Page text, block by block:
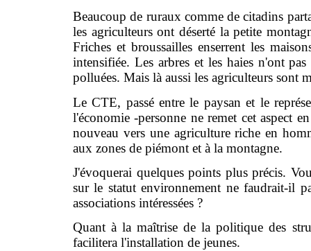
Beaucoup de ruraux comme de citadins
les agriculteurs ont déserté la petite
Friches et broussailles enserrent les
intensifiée. Les arbres et les haies n'ont
polluées. Mais là aussi les agriculteurs sont
Le CTE, passé entre le paysan et le
l'économie -personne ne remet cet aspect
nouveau vers une agriculture riche en
aux zones de piémont et à la montagne.
J'évoquerai quelques points plus précis.
sur le statut environnement ne faudrait-il
associations intéressées ?
Quant à la maîtrise de la politique des
facilitera l'installation de jeunes.